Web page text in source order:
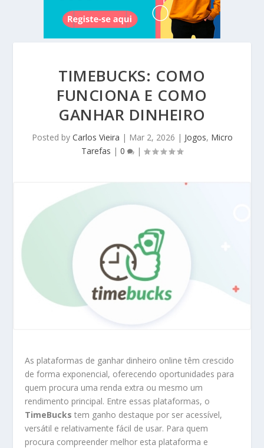
TIMEBUCKS: COMO
FUNCIONA E COMO
GANHAR DINHEIRO
Posted by Carlos Vieira | Mar 2, 2026 | Jogos, Micro
Tarefas | 0 |
As plataformas de ganhar dinheiro online têm crescido
de forma exponencial, oferecendo oportunidades para
quem procura uma renda extra ou mesmo um
rendimento principal. Entre essas plataformas, o
TimeBucks tem ganho destaque por ser acessível,
versátil e relativamente fácil de usar. Para quem
procura compreender melhor esta plataforma e